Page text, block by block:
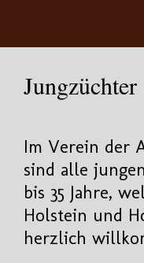
Jungzüchter
Im Verein der
sind alle
bis 35 Jahre,
Holstein und
herzlich